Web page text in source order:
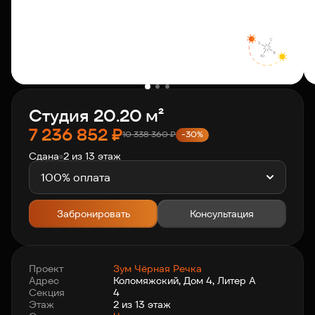
Контакты
Связаться с нами
+7 812 703-55-55
Студия 20.20 м²
7 236 852₽10 338 360₽ -30%
Сдана 2 из 13 этаж
100% оплата
Забронировать Консультация
Проект
Зум Чёрная Речка
Адрес
Коломяжский, Дом 4, Литер А
Секция
4
Этаж
2 из 13 этаж